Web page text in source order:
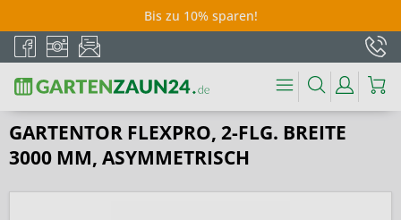
Bis zu 10% sparen!
GARTENTOR FLEXPRO, 2-FLG. BREITE
3000 MM, ASYMMETRISCH